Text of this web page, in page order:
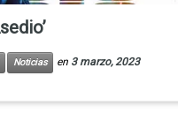
Noticias en 3 marzo, 2023